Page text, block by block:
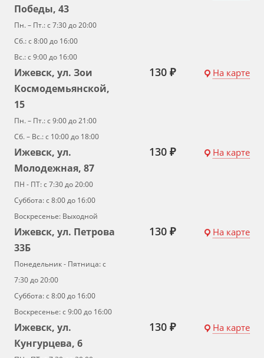
Победы, 43
Пн. – Пт.: с 7:30 до 20:00
Сб.: с 8:00 до 16:00
Вс.: с 9:00 до 16:00
Ижевск, ул. Зои
Космодемьянской,
15
Пн. – Пт.: с 9:00 до 21:00
Сб. – Вс.: с 10:00 до 18:00
130 ₽ На карте
Ижевск, ул.
Молодежная, 87
ПН - ПТ: с 7:30 до 20:00
Суббота: с 8:00 до 16:00
Воскресенье: Выходной
130 ₽ На карте
Ижевск, ул. Петрова
33Б
Понедельник - Пятница: с
7:30 до 20:00
Суббота: с 8:00 до 16:00
Воскресенье: с 9:00 до 16:00
130 ₽ На карте
Ижевск, ул.
Кунгурцева, 6
130 ₽ На карте